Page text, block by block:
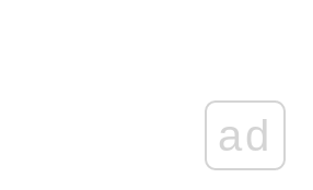
ad